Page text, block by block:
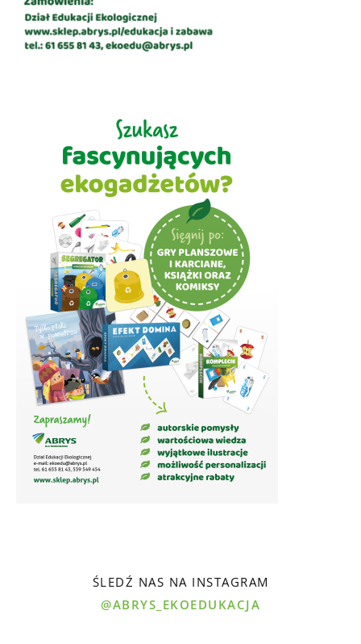
ŚLEDŹ NAS NA INSTAGRAM
@ABRYS_EKOEDUKACJA